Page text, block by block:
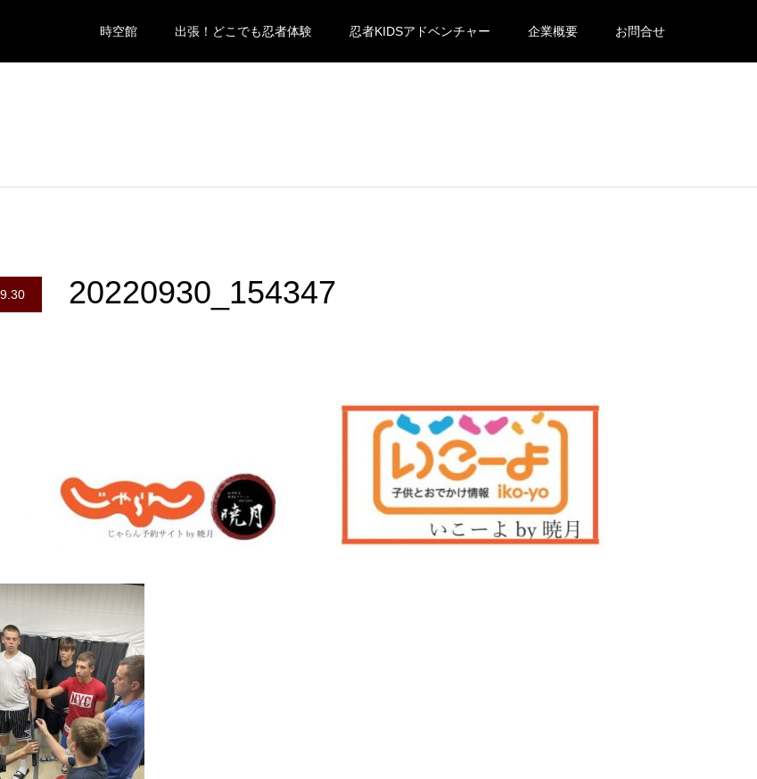
時空館 出張！どこでも忍者体験 忍者KIDSアドベンチャー 企業概要 お問合せ
20220930_154347